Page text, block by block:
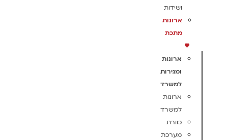
ושידות
ארונות
מתכת
ארונות
ומגירות
למשרד
ארונות
למשרד
כוורת
מערכת